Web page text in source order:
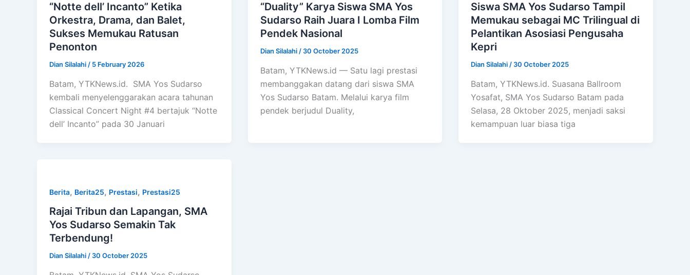
“Notte dell’ Incanto” Ketika
Orkestra, Drama, dan Balet,
Sukses Memukau Ratusan
Penonton
Dian Silalahi / 5 February 2026
Batam, YTKNews.id. SMA Yos Sudarso
kembali menyelenggarakan acara tahunan
Classical Concert Night #4 bertajuk “Notte
dell’ Incanto” pada 30 Januari
“Duality” Karya Siswa SMA Yos
Sudarso Raih Juara I Lomba Film
Pendek Nasional
Dian Silalahi / 30 October 2025
Batam, YTKNews.id — Satu lagi prestasi
membanggakan datang dari siswa SMA
Yos Sudarso Batam. Melalui karya film
pendek berjudul Duality,
Siswa SMA Yos Sudarso Tampil
Memukau sebagai MC Trilingual di
Pelantikan Asosiasi Pengusaha
Kepri
Dian Silalahi / 30 October 2025
Batam, YTKNews.id. Suasana Ballroom
Yosafat, SMA Yos Sudarso Batam pada
Selasa, 28 Oktober 2025, menjadi saksi
kemampuan luar biasa tiga
Berita, Berita25, Prestasi, Prestasi25
Rajai Tribun dan Lapangan, SMA
Yos Sudarso Semakin Tak
Terbendung!
Dian Silalahi/ 30 October 2025